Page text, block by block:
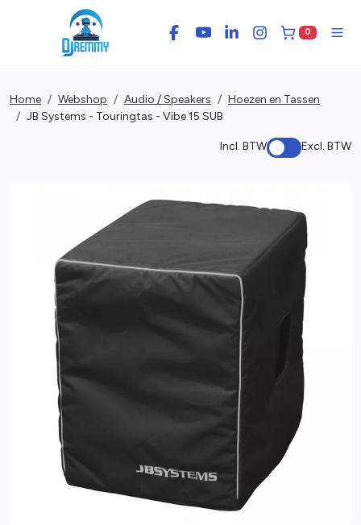
Facebook
YouTubeLinkedInInstagram
0
Home Webshop Audio / Speakers
Hoezen en Tassen
JB Systems - Touringtas - Vibe 15 SUB
Incl. BTW Excl. BTW